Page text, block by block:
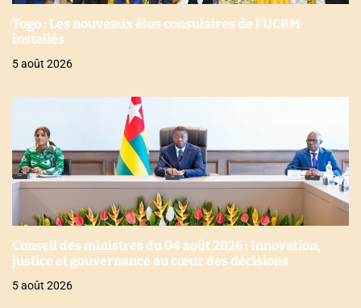
Togo : Les nouveaux élus consulaires de l’UCRM
installés
5 août 2026
Conseil des ministres du 04 août 2026 : Innovation,
justice et gouvernance au cœur des décisions
5 août 2026